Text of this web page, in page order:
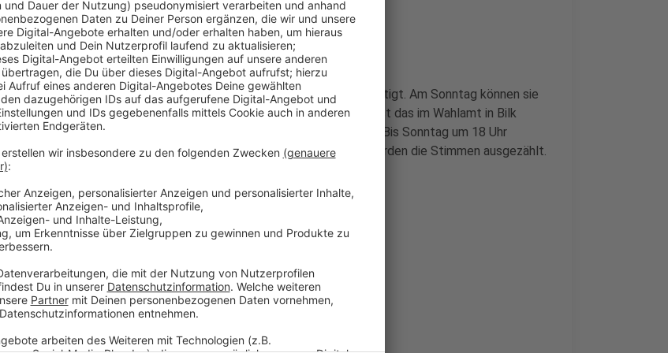
Anzeige
Hier in Düsseldorf sind insgesamt 408.000 Menschen wahlberechtigt. Am Sonntag können sie
in einem der über 300 Wahlräume ihre Stimmen abgeben. Vorher ist das im Wahlamt in Bilk
möglich. Briefwahl kann man noch bis Freitag, 18 Uhr beantragen. Bis Sonntag um 18 Uhr
müssen die Umschläge beim Wahlamt eingegangen sein. Dann werden die Stimmen ausgezählt.
Weitere Infos und Links zum Thema
Hier gibt es eine aktuelle Medienmitteilung der Stadt!
Hier gibt es eine Übersicht über die Wahlräume!